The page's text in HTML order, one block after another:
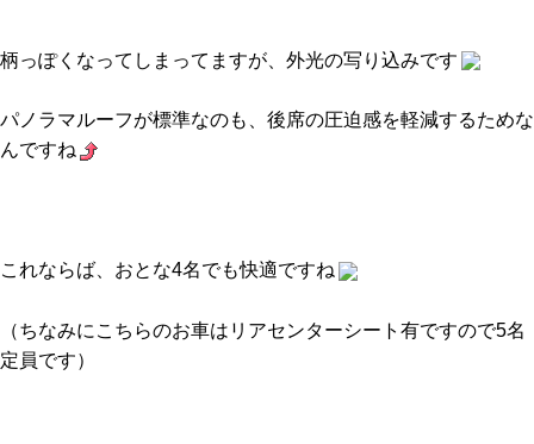
柄っぽくなってしまってますが、外光の写り込みです
パノラマルーフが標準なのも、後席の圧迫感を軽減するためな
んですね
これならば、おとな4名でも快適ですね
（ちなみにこちらのお車はリアセンターシート有ですので5名
定員です）